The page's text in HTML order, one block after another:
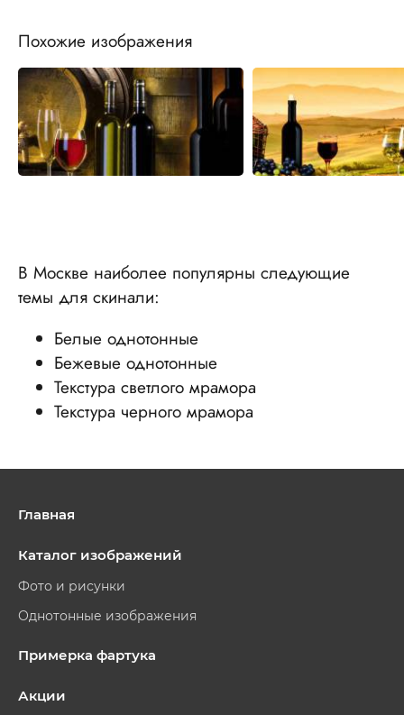
Похожие изображения
В Москве наиболее популярны следующие
темы для скинали:
Белые однотонные
Бежевые однотонные
Текстура светлого мрамора
Текстура черного мрамора
Главная
Каталог изображений
Фото и рисунки
Однотонные изображения
Примерка фартука
Акции